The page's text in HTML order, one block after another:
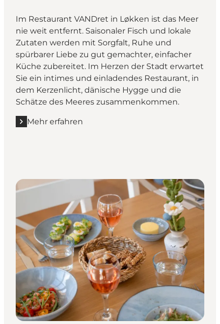
Im Restaurant VANDret in Løkken ist das Meer
nie weit entfernt. Saisonaler Fisch und lokale
Zutaten werden mit Sorgfalt, Ruhe und
spürbarer Liebe zu gut gemachter, einfacher
Küche zubereitet. Im Herzen der Stadt erwartet
Sie ein intimes und einladendes Restaurant, in
dem Kerzenlicht, dänische Hygge und die
Schätze des Meeres zusammenkommen.
Mehr erfahren
Mehr erfahren "Restaurant VANDret"